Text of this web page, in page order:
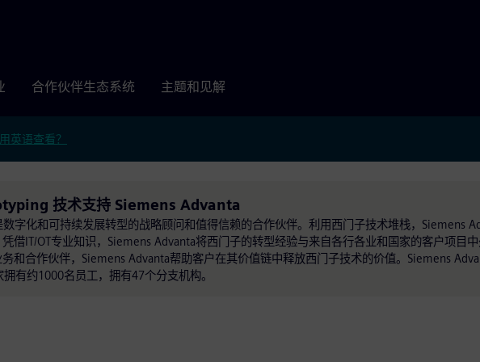
合作伙伴生态系统 主题和见解
英语查看？
技术支持 Siemens Advanta
字化和可持续发展转型的战略顾问和值得信赖的合作伙伴。利用西门子技术堆栈，Siemens
借IT/OT专业知识，Siemens Advanta将西门子的转型经验与来自各行各业和国家的客户项目
和合作伙伴，Siemens Advanta帮助客户在其价值链中释放西门子技术的价值。Siemens
有约1000名员工，拥有47个分支机构。